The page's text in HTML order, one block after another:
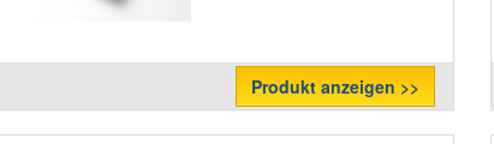
Produkt anzeigen >>